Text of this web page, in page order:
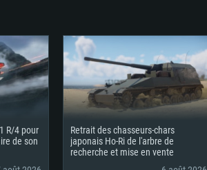
R/4 pour
de son
Retrait des chasseurs-chars
japonais Ho-Ri de l'arbre de
recherche et mise en vente